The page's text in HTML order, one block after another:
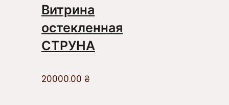
Витрина
остекленная
СТРУНА
20000.00 ₴